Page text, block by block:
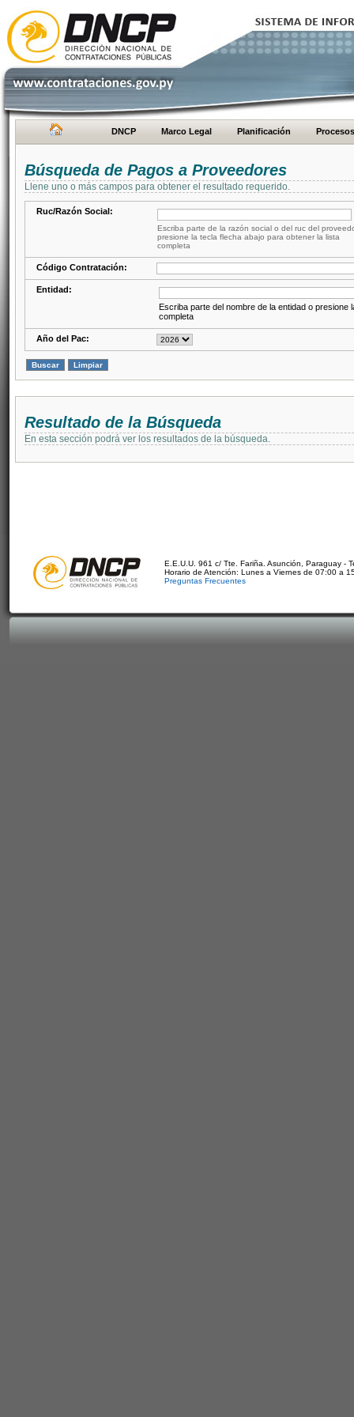
DNCP Marco Legal Planificación Procesos
Búsqueda de Pagos a Proveedores
Llene uno o más campos para obtener el resultado requerido.
Ruc/Razón Social:
Escriba parte de la razón social o del ruc del
presione la tecla flecha abajo para obtener la lista
completa
Código Contratación:
Entidad:
Escriba parte del nombre de la entidad o presione
completa
Año del Pac:
Resultado de la Búsqueda
En esta sección podrá ver los resultados de la búsqueda.
E.E.U.U. 961 c/ Tte. Fariña. Asunción, Paraguay -
Horario de Atención: Lunes a Viernes de 07:00 a
Preguntas Frecuentes